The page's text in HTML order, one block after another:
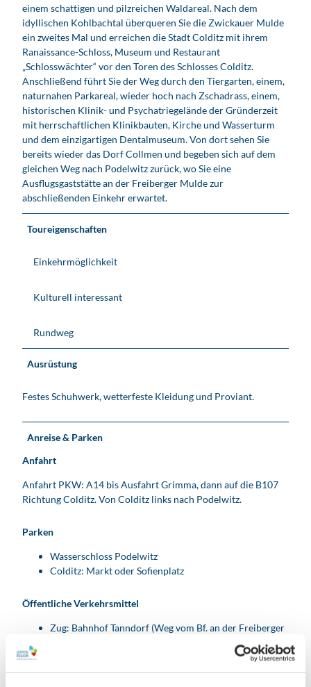
einem schattigen und pilzreichen Waldareal. Nach dem
idyllischen Kohlbachtal überqueren Sie die Zwickauer Mulde
ein zweites Mal und erreichen die Stadt Colditz mit ihrem
Ranaissance-Schloss, Museum und Restaurant
„Schlosswächter“ vor den Toren des Schlosses Colditz.
Anschließend führt Sie der Weg durch den Tiergarten, einem,
naturnahen Parkareal, wieder hoch nach Zschadrass, einem,
historischen Klinik- und Psychatriegelände der Gründerzeit
mit herrschaftlichen Klinikbauten, Kirche und Wasserturm
und dem einzigartigen Dentalmuseum. Von dort sehen Sie
bereits wieder das Dorf Collmen und begeben sich auf dem
gleichen Weg nach Podelwitz zurück, wo Sie eine
Ausflugsgaststätte an der Freiberger Mulde zur
abschließenden Einkehr erwartet.
Toureigenschaften
Einkehrmöglichkeit
Kulturell interessant
Rundweg
Ausrüstung
Festes Schuhwerk, wetterfeste Kleidung und Proviant.
Anreise & Parken
Anfahrt
Anfahrt PKW: A14 bis Ausfahrt Grimma, dann auf die B107
Richtung Colditz. Von Colditz links nach Podelwitz.
Parken
Wasserschloss Podelwitz
Colditz: Markt oder Sofienplatz
Öffentliche Verkehrsmittel
Zug: Bahnhof Tanndorf (Weg vom Bf. an der Freiberger
Mulde entlang bis zum Wasserschloss Podelwitz)
Bus 619: Grimma-Colditz